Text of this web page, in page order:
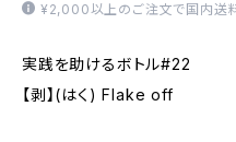
¥2,000以上のご注文で国内送
実践を助けるボトル#22
【剥】(はく) Flake off